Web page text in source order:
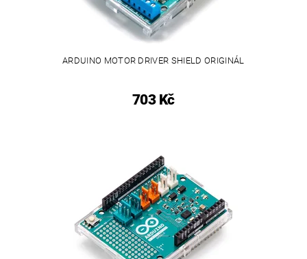
ARDUINO MOTOR DRIVER SHIELD ORIGINÁL
703 Kč